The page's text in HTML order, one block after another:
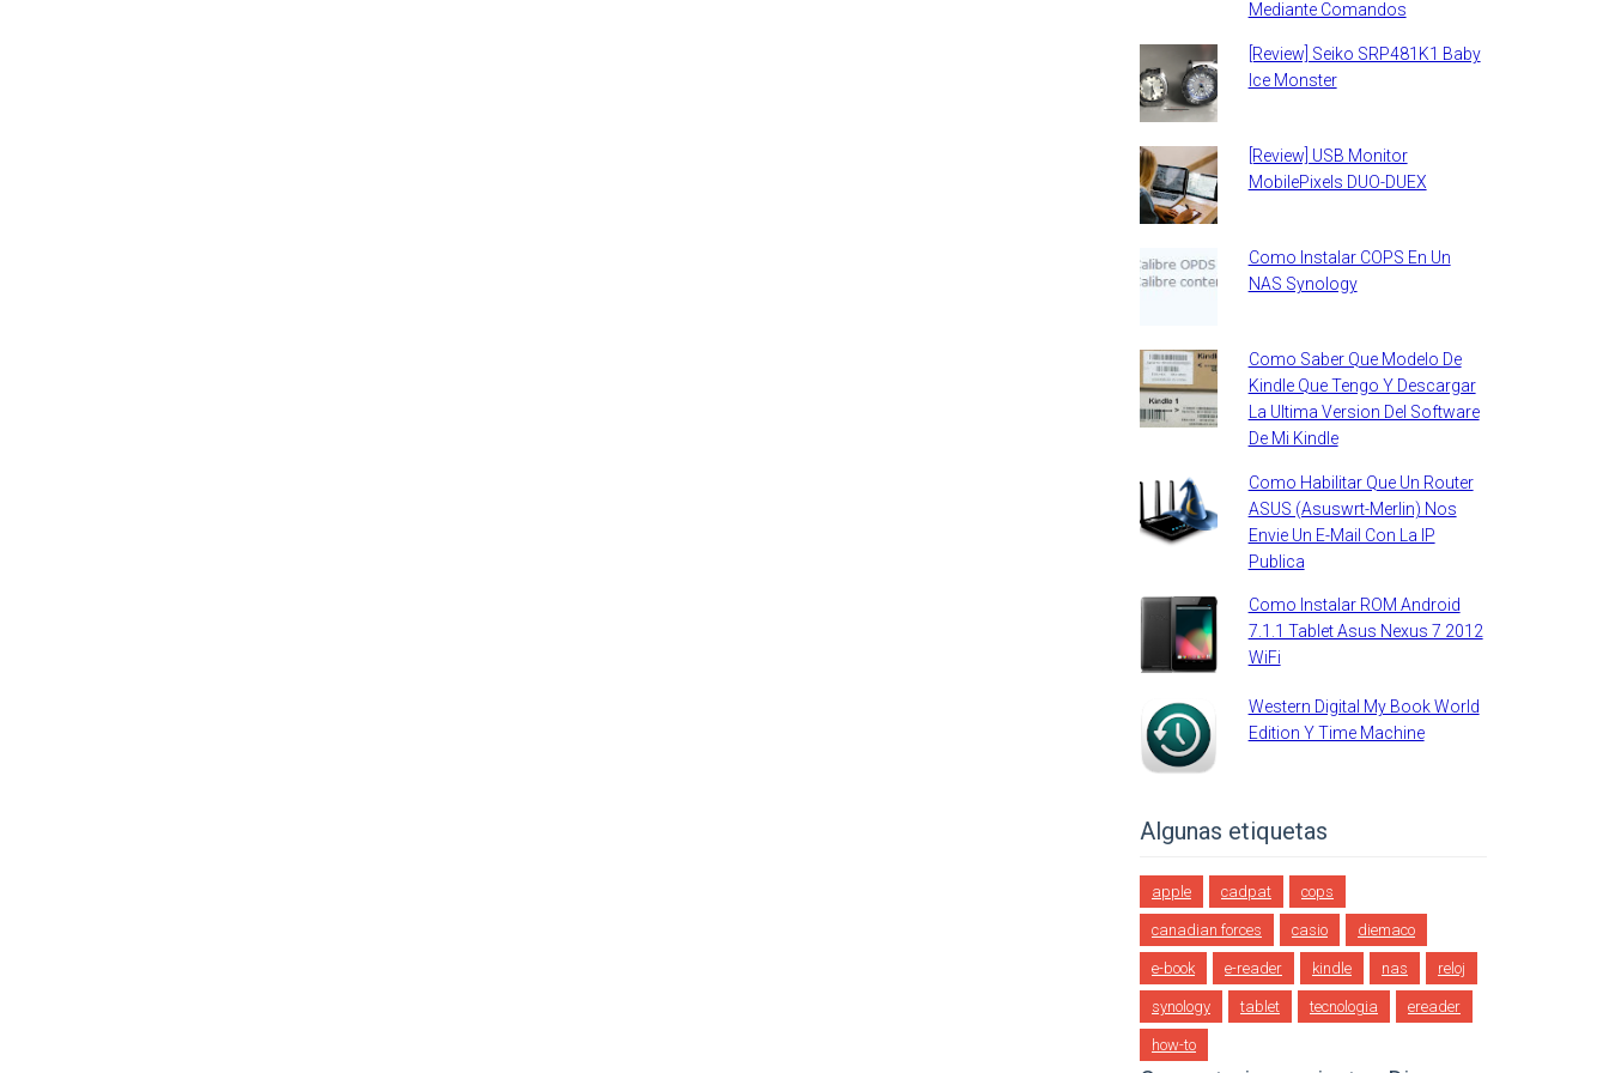
Mediante Comandos
[Review] Seiko SRP481K1 Baby
Ice Monster
[Review] USB Monitor
MobilePixels DUO-DUEX
Como Instalar COPS En Un
NAS Synology
Como Saber Que Modelo De
Kindle Que Tengo Y Descargar
La Ultima Version Del Software
De Mi Kindle
Como Habilitar Que Un Router
ASUS (Asuswrt-Merlin) Nos
Envie Un E-Mail Con La IP
Publica
Como Instalar ROM Android
7.1.1 Tablet Asus Nexus 7 2012
WiFi
Western Digital My Book World
Edition Y Time Machine
Algunas etiquetas
apple cadpat cops
canadian forces casio diemaco
e-book e-reader kindle nas reloj
synology tablet tecnologia ereader
how-to